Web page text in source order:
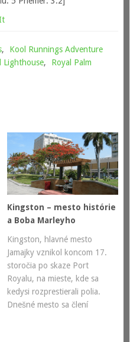
,
Kool Runnings Adventure
Lighthouse,
Royal Palm
Kingston – mesto histórie
a Boba Marleyho
Kingston, hlavné mesto
Jamajky vznikol koncom 17.
storočia po skaze Port
Royalu, na mieste, kde sa
kedysi rozprestierali polia.
Dnešné mesto sa člení